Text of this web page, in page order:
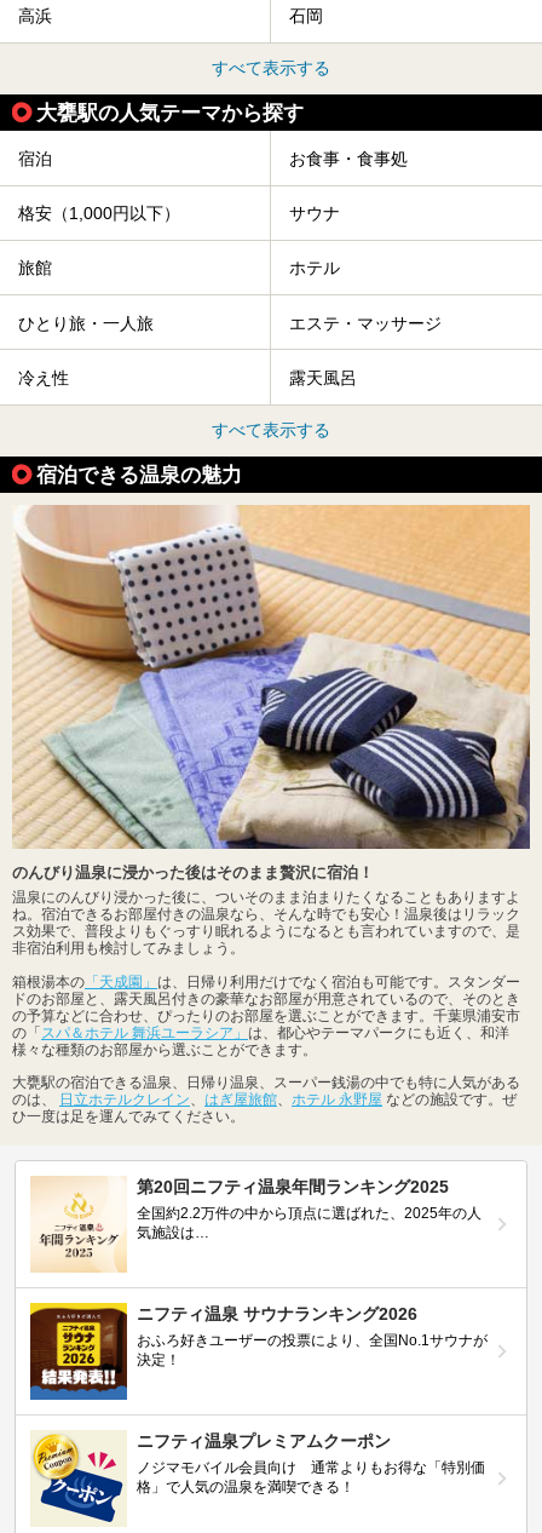
高浜 石岡
すべて表示する
大甕駅の人気テーマから探す
宿泊 お食事・食事処
格安（1,000円以下） サウナ
旅館 ホテル
ひとり旅・一人旅 エステ・マッサージ
冷え性 露天風呂
すべて表示する
宿泊できる温泉の魅力
のんびり温泉に浸かった後はそのまま贅沢に宿泊！
温泉にのんびり浸かった後に、ついそのまま泊まりたくなることもありますよ
ね。宿泊できるお部屋付きの温泉なら、そんな時でも安心！温泉後はリラック
ス効果で、普段よりもぐっすり眠れるようになるとも言われていますので、是
非宿泊利用も検討してみましょう。
箱根湯本の 「天成園」 は、日帰り利用だけでなく宿泊も可能です。スタンダー
ドのお部屋と、露天風呂付きの豪華なお部屋が用意されているので、そのとき
の予算などに合わせ、ぴったりのお部屋を選ぶことができます。千葉県浦安市
の「スパ＆ホテル 舞浜ユーラシア」 は、都心やテーマパークにも近く、和洋
様々な種類のお部屋から選ぶことができます。
大甕駅の宿泊できる温泉、日帰り温泉、スーパー銭湯の中でも特に人気がある
のは、
日立ホテルクレイン、 はぎ屋旅館、 ホテル 永野屋 などの施設です。ぜ
ひ一度は足を運んでみてください。
第20回ニフティ温泉年間ランキング2025
全国約2.2万件の中から頂点に選ばれた、2025年の人
気施設は…
ニフティ温泉 サウナランキング2026
おふろ好きユーザーの投票により、全国No.1サウナが
決定！
ニフティ温泉プレミアムクーポン
ノジマモバイル会員向け 通常よりもお得な「特別価
格」で人気の温泉を満喫できる！